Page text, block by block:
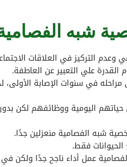
شبه
وعدم التركيز في العلاقات
علي التعبير عن العاطفة.
في سنوات الإصابة
اليومية ووظائفهم لكن
شبه الفصامية منعزلين جدًا.
فقط.
عمل أداء ناجح جدًا ولكن في